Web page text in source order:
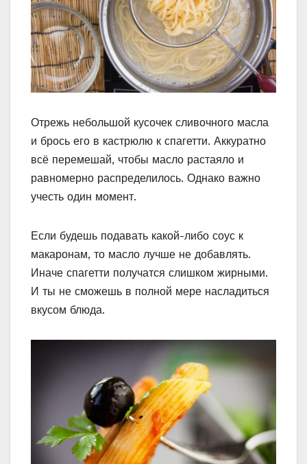
Отрежь небольшой кусочек сливочного масла
и брось его в кастрюлю к спагетти. Аккуратно
всё перемешай, чтобы масло растаяло и
равномерно распределилось. Однако важно
учесть один момент.
Если будешь подавать какой-либо соус к
макаронам, то масло лучше не добавлять.
Иначе спагетти получатся слишком жирными.
И ты не сможешь в полной мере насладиться
вкусом блюда.